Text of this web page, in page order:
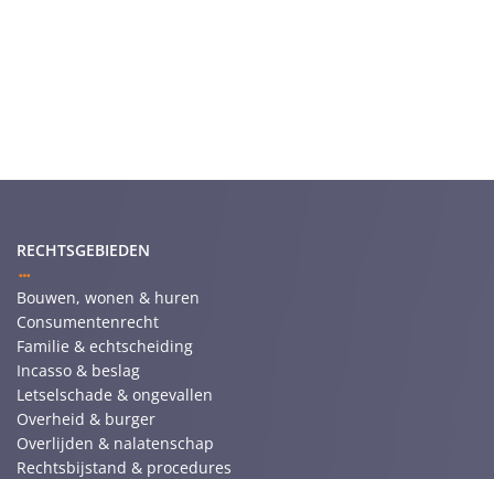
RECHTSGEBIEDEN
Bouwen, wonen & huren
Consumentenrecht
Familie & echtscheiding
Incasso & beslag
Letselschade & ongevallen
Overheid & burger
Overlijden & nalatenschap
Rechtsbijstand & procedures